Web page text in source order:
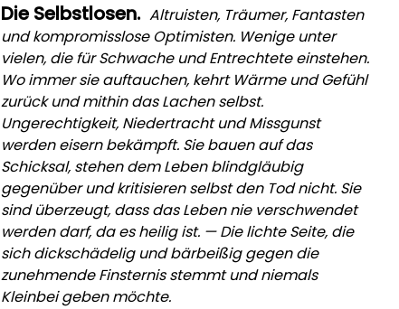
Die Selbstlosen.Altruisten, Träumer, Fantasten
und kompromisslose Optimisten. Wenige unter
vielen, die für Schwache und Entrechtete einstehen.
Wo immer sie auftauchen, kehrt Wärme und Gefühl
zurück und mithin das Lachen selbst.
Ungerechtigkeit, Niedertracht und Missgunst
werden eisern bekämpft. Sie bauen auf das
Schicksal, stehen dem Leben blindgläubig
gegenüber und kritisieren selbst den Tod nicht. Sie
sind überzeugt, dass das Leben nie verschwendet
werden darf, da es heilig ist. — Die lichte Seite, die
sich dickschädelig und bärbeißig gegen die
zunehmende Finsternis stemmt und niemals
Kleinbei geben möchte.